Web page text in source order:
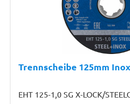
Trennscheibe 125mm Inox
EHT 125-1,0 SG X-LOCK/